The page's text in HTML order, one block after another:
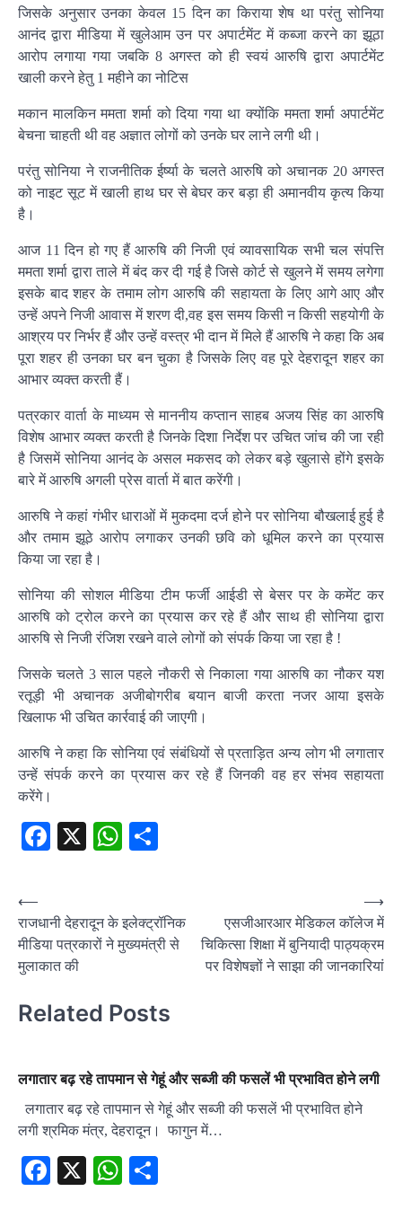
जिसके अनुसार उनका केवल 15 दिन का किराया शेष था परंतु सोनिया
आनंद द्वारा मीडिया में खुलेआम उन पर अपार्टमेंट में कब्जा करने का झूठा
आरोप लगाया गया जबकि 8 अगस्त को ही स्वयं आरुषि द्वारा अपार्टमेंट
खाली करने हेतु 1 महीने का नोटिस
मकान मालकिन ममता शर्मा को दिया गया था क्योंकि ममता शर्मा अपार्टमेंट
बेचना चाहती थी वह अज्ञात लोगों को उनके घर लाने लगी थी।
परंतु सोनिया ने राजनीतिक ईर्ष्या के चलते आरुषि को अचानक 20 अगस्त
को नाइट सूट में खाली हाथ घर से बेघर कर बड़ा ही अमानवीय कृत्य किया
है।
आज 11 दिन हो गए हैं आरुषि की निजी एवं व्यावसायिक सभी चल संपत्ति
ममता शर्मा द्वारा ताले में बंद कर दी गई है जिसे कोर्ट से खुलने में समय लगेगा
इसके बाद शहर के तमाम लोग आरुषि की सहायता के लिए आगे आए और
उन्हें अपने निजी आवास में शरण दी,वह इस समय किसी न किसी सहयोगी के
आश्रय पर निर्भर हैं और उन्हें वस्त्र भी दान में मिले हैं आरुषि ने कहा कि अब
पूरा शहर ही उनका घर बन चुका है जिसके लिए वह पूरे देहरादून शहर का
आभार व्यक्त करती हैं।
पत्रकार वार्ता के माध्यम से माननीय कप्तान साहब अजय सिंह का आरुषि
विशेष आभार व्यक्त करती है जिनके दिशा निर्देश पर उचित जांच की जा रही
है जिसमें सोनिया आनंद के असल मकसद को लेकर बड़े खुलासे होंगे इसके
बारे में आरुषि अगली प्रेस वार्ता में बात करेंगी।
आरुषि ने कहां गंभीर धाराओं में मुकदमा दर्ज होने पर सोनिया बौखलाई हुई है
और तमाम झूठे आरोप लगाकर उनकी छवि को धूमिल करने का प्रयास
किया जा रहा है।
सोनिया की सोशल मीडिया टीम फर्जी आईडी से बेसर पर के कमेंट कर
आरुषि को ट्रोल करने का प्रयास कर रहे हैं और साथ ही सोनिया द्वारा
आरुषि से निजी रंजिश रखने वाले लोगों को संपर्क किया जा रहा है !
जिसके चलते 3 साल पहले नौकरी से निकाला गया आरुषि का नौकर यश
रतूड़ी भी अचानक अजीबोगरीब बयान बाजी करता नजर आया इसके
खिलाफ भी उचित कार्रवाई की जाएगी।
आरुषि ने कहा कि सोनिया एवं संबंधियों से प्रताड़ित अन्य लोग भी लगातार
उन्हें संपर्क करने का प्रयास कर रहे हैं जिनकी वह हर संभव सहायता
करेंगे।
Facebook
X WhatsApp
Post
navigation
⟵
राजधानी देहरादून के इलेक्ट्रॉनिक
मीडिया पत्रकारों ने मुख्यमंत्री से
मुलाकात की
एसजीआरआर मेडिकल कॉलेज में
चिकित्सा शिक्षा में बुनियादी पाठ्यक्रम
पर विशेषज्ञों ने साझा की जानकारियां
⟶
Related Posts
लगातार बढ़ रहे तापमान से गेहूं और सब्जी की फसलें भी प्रभावित होने लगी
लगातार बढ़ रहे तापमान से गेहूं और सब्जी की फसलें भी प्रभावित होने
लगी श्रमिक मंत्र, देहरादून। फागुन में…
Facebook
X WhatsApp